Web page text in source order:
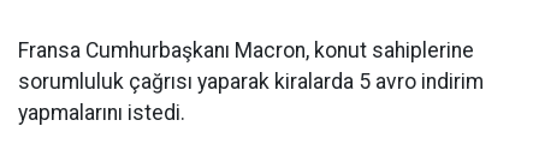
Fransa Cumhurbaşkanı Macron, konut sahiplerine
sorumluluk çağrısı yaparak kiralarda 5 avro indirim
yapmalarını istedi.